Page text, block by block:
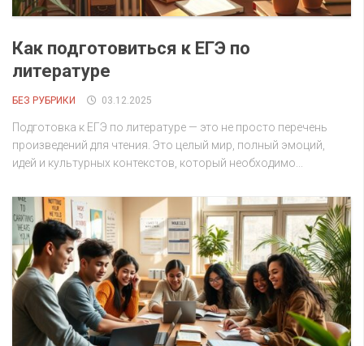
Как подготовиться к ЕГЭ по
литературе
БЕЗ РУБРИКИ 03.12.2025
Подготовка к ЕГЭ по литературе — это не просто перечень
произведений для чтения. Это целый мир, полный эмоций,
идей и культурных контекстов, который необходимо...